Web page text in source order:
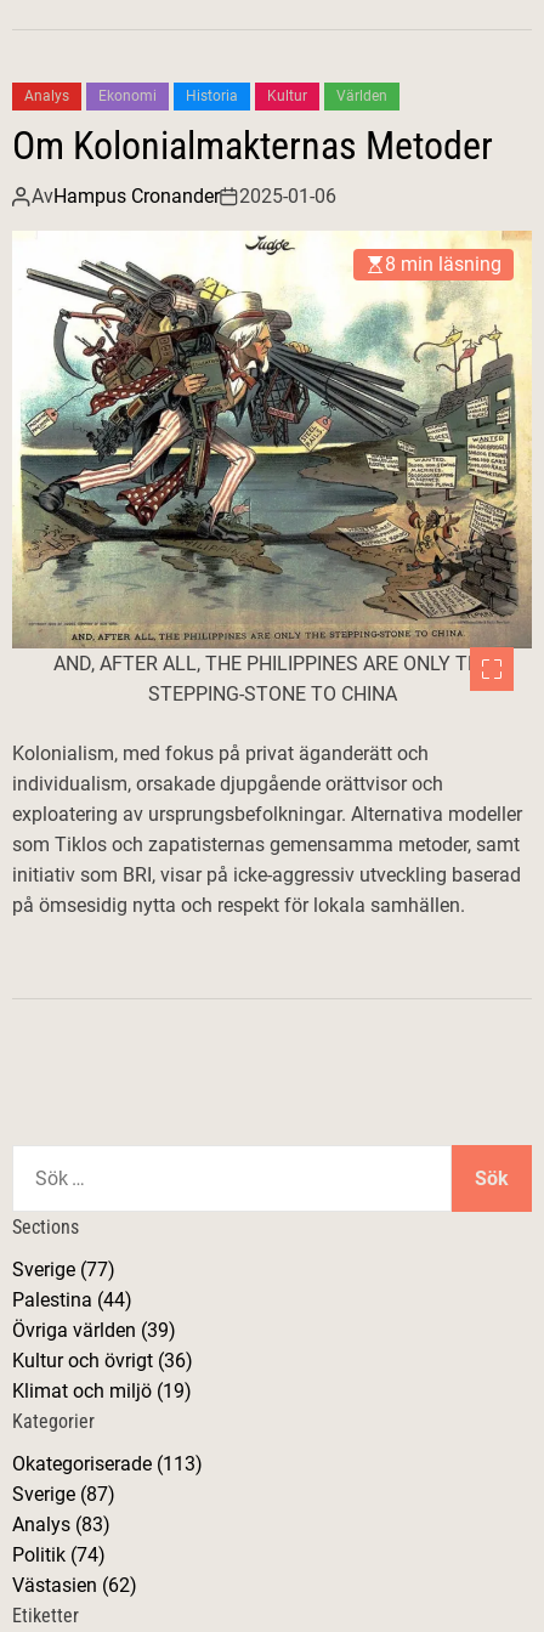
Analys Ekonomi Historia Kultur Världen
Om Kolonialmakternas Metoder
AvHampus Cronander 2025-01-06
AND, AFTER ALL, THE PHILIPPINES ARE ONLY THE
STEPPING-STONE TO CHINA
8 min läsning
Kolonialism, med fokus på privat äganderätt och
individualism, orsakade djupgående orättvisor och
exploatering av ursprungsbefolkningar. Alternativa modeller
som Tiklos och zapatisternas gemensamma metoder, samt
initiativ som BRI, visar på icke-aggressiv utveckling baserad
på ömsesidig nytta och respekt för lokala samhällen.
k
f
t
e
r
:
Sections
Sverige (77)
Palestina (44)
Övriga världen (39)
Kultur och övrigt (36)
Klimat och miljö (19)
Kategorier
Okategoriserade (113)
Sverige (87)
Analys (83)
Politik (74)
Västasien (62)
Etiketter